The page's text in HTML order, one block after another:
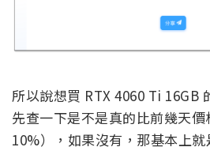
所以說想買 RTX 4060 Ti 16GB
先查一下是不是真的比前幾天
10%），如果沒有，那基本上就